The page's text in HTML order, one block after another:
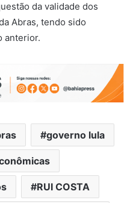
da validade dos
Abras, tendo sido
anterior.
governo lula
RUI COSTA